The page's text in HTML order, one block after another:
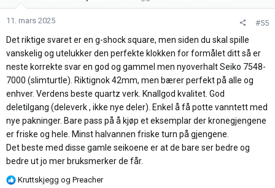
n
r
:
11. mars 2025 #55
Det riktige svaret er en g-shock square, men siden du skal spille
vanskelig og utelukker den perfekte klokken for formålet ditt så er
neste korrekte svar en god og gammel men nyoverhalt Seiko 7548-
7000 (slimturtle). Riktignok 42mm, men bærer perfekt på alle og
enhver. Verdens beste quartz verk. Knallgod kvalitet. God
deletilgang (deleverk , ikke nye deler). Enkel å få potte vanntett med
nye pakninger. Bare pass på å kjøp et eksemplar der kronegjengene
er friske og hele. Minst halvannen friske turn på gjengene.
Det beste med disse gamle seikoene er at de bare ser bedre og
bedre ut jo mer bruksmerker de får.
R
Kruttskjegg og Preacher